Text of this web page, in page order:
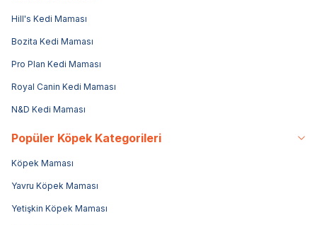
Hill's Kedi Maması
Bozita Kedi Maması
Pro Plan Kedi Maması
Royal Canin Kedi Maması
N&D Kedi Maması
Popüler Köpek Kategorileri
Köpek Maması
Yavru Köpek Maması
Yetişkin Köpek Maması